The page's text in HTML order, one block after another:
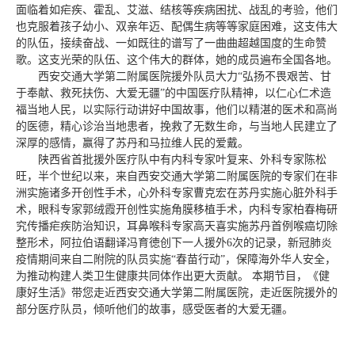
面临着如疟疾、霍乱、艾滋、结核等疾病困扰、战乱的考验，他们
也克服着孩子幼小、双亲年迈、配偶生病等等家庭困难，这支伟大
的队伍，接续奋战、一如既往的谱写了一曲曲超越国度的生命赞
歌。这支光荣的队伍、这个伟大的群体，她的成员遍布全国各地。
西安交通大学第二附属医院援外队员大力“弘扬不畏艰苦、甘
于奉献、救死扶伤、大爱无疆”的中国医疗队精神，以仁心仁术造
福当地人民，以实际行动讲好中国故事，他们以精湛的医术和高尚
的医德，精心诊治当地患者，挽救了无数生命，与当地人民建立了
深厚的感情，赢得了苏丹和马拉维人民的爱戴。
陕西省首批援外医疗队中有内科专家叶复来、外科专家陈松
旺，半个世纪以来，来自西安交通大学第二附属医院的专家们在非
洲实施诸多开创性手术，心外科专家曹克宏在苏丹实施心脏外科手
术，眼科专家郭绒霞开创性实施角膜移植手术，内科专家柏春梅研
究传播疟疾防治知识，耳鼻喉科专家高天喜实施苏丹首例喉癌切除
整形术，阿拉伯语翻译冯育徳创下一人援外6次的记录，新冠肺炎
疫情期间来自二附院的队员实施“春苗行动”，保障海外华人安全，
为推动构建人类卫生健康共同体作出更大贡献。 本期节目，《健
康好生活》带您走近西安交通大学第二附属医院，走近医院援外的
部分医疗队员，倾听他们的故事，感受医者的大爱无疆。